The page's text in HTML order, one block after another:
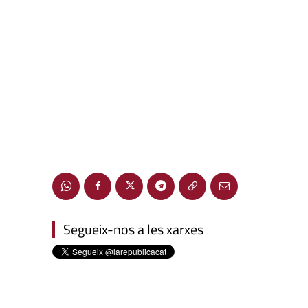
Segueix-nos a les xarxes